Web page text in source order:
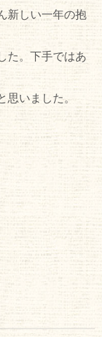
新しい一年の抱
た。下手ではあ
思いました。